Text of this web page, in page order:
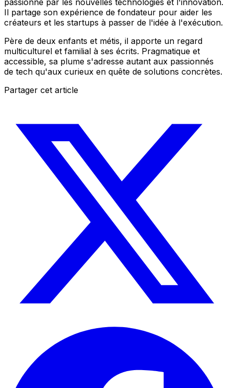
Il partage son expérience de fondateur pour aider les
créateurs et les startups à passer de l'idée à l'exécution.
Père de deux enfants et métis, il apporte un regard
multiculturel et familial à ses écrits. Pragmatique et
accessible, sa plume s'adresse autant aux passionnés
de tech qu'aux curieux en quête de solutions concrètes.
Partager cet article